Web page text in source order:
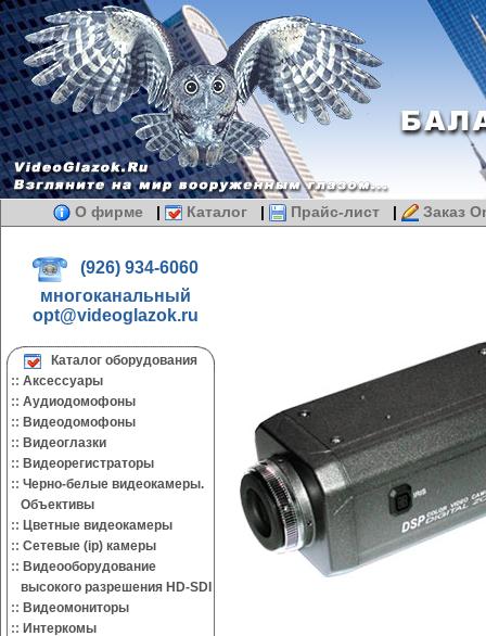
О фирме | Каталог | Прайс-лист | Заказ
(926) 934-6060
многоканальный
opt@videoglazok.ru
Каталог оборудования
:: Аксессуары
:: Аудиодомофоны
:: Видеодомофоны
:: Видеоглазки
:: Видеорегистраторы
:: Черно-белые видеокамеры.
Объективы
:: Цветные видеокамеры
:: Сетевые (ip) камеры
:: Видеооборудование
высокого разрешения HD-SDI
:: Видеомониторы
:: Интеркомы